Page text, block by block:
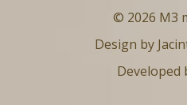
© 2026 M3
Design by
Developed